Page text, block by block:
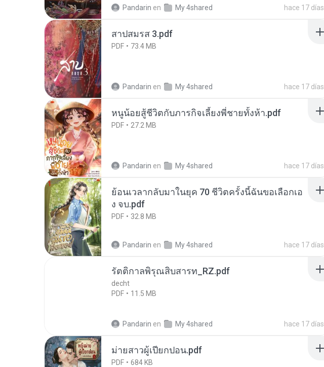
Pandarin en My 4shared hace 17 días
สาปสมรส 3.pdf
PDF 73.4 MB
Pandarin en My 4shared hace 17 días
หนูน้อยสู้ชีวิตกับภารกิจเลี้ยงพี่ชายทั้งห้า.pdf
PDF 27.2 MB
Pandarin en My 4shared hace 17 días
ย้อนเวลากลับมาในยุค 70 ชีวิตครั้งนี้ฉันขอเลือกเอ
ง จบ.pdf
PDF 32.8 MB
Pandarin en My 4shared hace 17 días
รัตติกาลพิรุณสิบสารท_RZ.pdf
decht
PDF
11.5 MB
Pandarin en My 4shared hace 17 días
ม่ายสาวผู้เปียกปอน.pdf
PDF 684 KB